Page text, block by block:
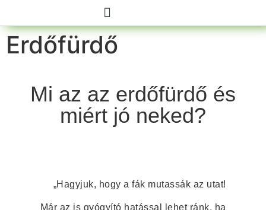
Erdőfürdő
Mi az az erdőfürdő és
miért jó neked?
„Hagyjuk, hogy a fák mutassák az utat!
Már az is gyógyító hatással lehet ránk, ha